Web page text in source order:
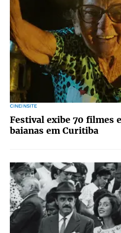
CINEINSITE
Festival exibe 70 filmes
baianas em Curitiba